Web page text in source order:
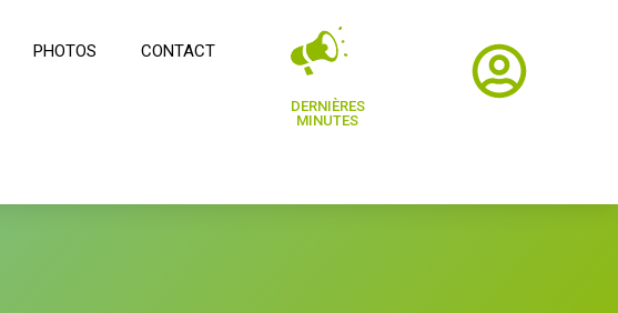
PHOTOS CONTACT
DERNIÈRES
MINUTES